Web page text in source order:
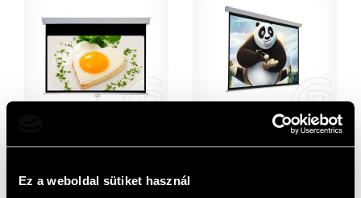
Ez a weboldal sütiket használ
26 400 HUF